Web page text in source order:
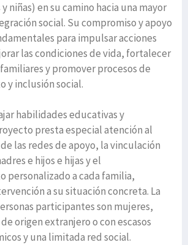
niñas) en su camino hacia una mayor
social. Su compromiso y apoyo
para impulsar acciones
las condiciones de vida, fortalecer
y promover procesos de
y inclusión social.
habilidades educativas y
presta especial atención al
las redes de apoyo, la vinculación
e hijos e hijas y el
personalizado a cada familia,
a su situación concreta. La
participantes son mujeres,
origen extranjero o con escasos
y una limitada red social.